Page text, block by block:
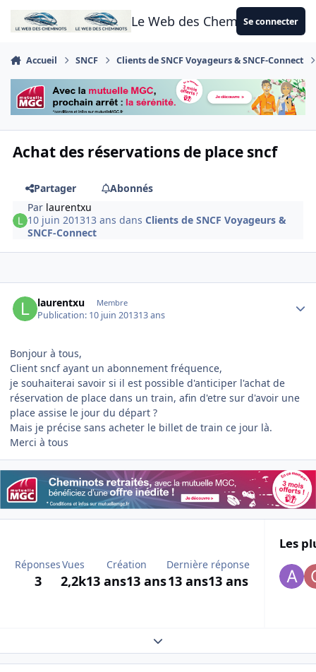
Aller au contenu
Le Web des CheminotsSe connecter
Accueil SNCF Clients de SNCF Voyageurs & SNCF-Connect
Achat des réservations de place sncf
Partager
Abonnés
Par laurentxu
10 juin 201313 ans dansClients de SNCF Voyageurs &
SNCF-Connect
laurentxu Membre
Publication: 10 juin 201313 ans
Bonjour à tous,
Client sncf ayant un abonnement fréquence,
je souhaiterai savoir si il est possible d'anticiper l'achat de
réservation de place dans un train, afin d'etre sur d'avoir une
place assise le jour du départ ?
Mais je précise sans acheter le billet de train ce jour là.
Merci à tous
Réponses
3
Vues
2,2k
Création
13 ans13 ans
Dernière réponse
13 ans13 ans
Les
Expand topic overview